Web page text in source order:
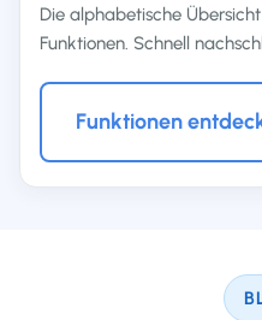
Die alphabetische
Funktionen. Schnell
Funktionen